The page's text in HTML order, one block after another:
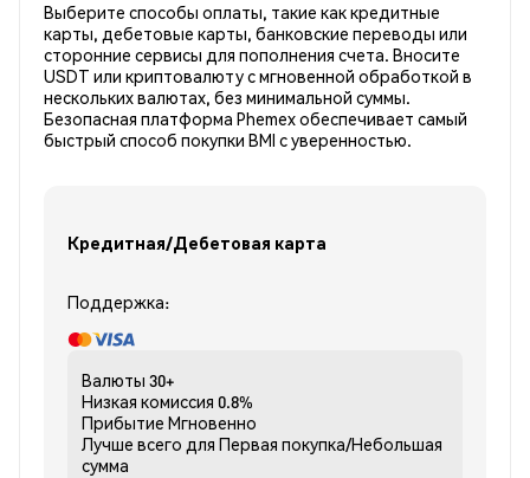
Выберите способы оплаты, такие как кредитные
карты, дебетовые карты, банковские переводы или
сторонние сервисы для пополнения счета. Вносите
USDT или криптовалюту с мгновенной обработкой в
нескольких валютах, без минимальной суммы.
Безопасная платформа Phemex обеспечивает самый
быстрый способ покупки BMI с уверенностью.
Кредитная/Дебетовая карта
Поддержка:
Валюты 30+
Низкая комиссия 0.8%
Прибытие Мгновенно
Лучше всего для Первая покупка/Небольшая
сумма